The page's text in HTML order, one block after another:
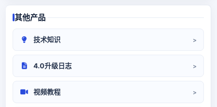
其他产品
技术知识
4.0升级日志
视频教程